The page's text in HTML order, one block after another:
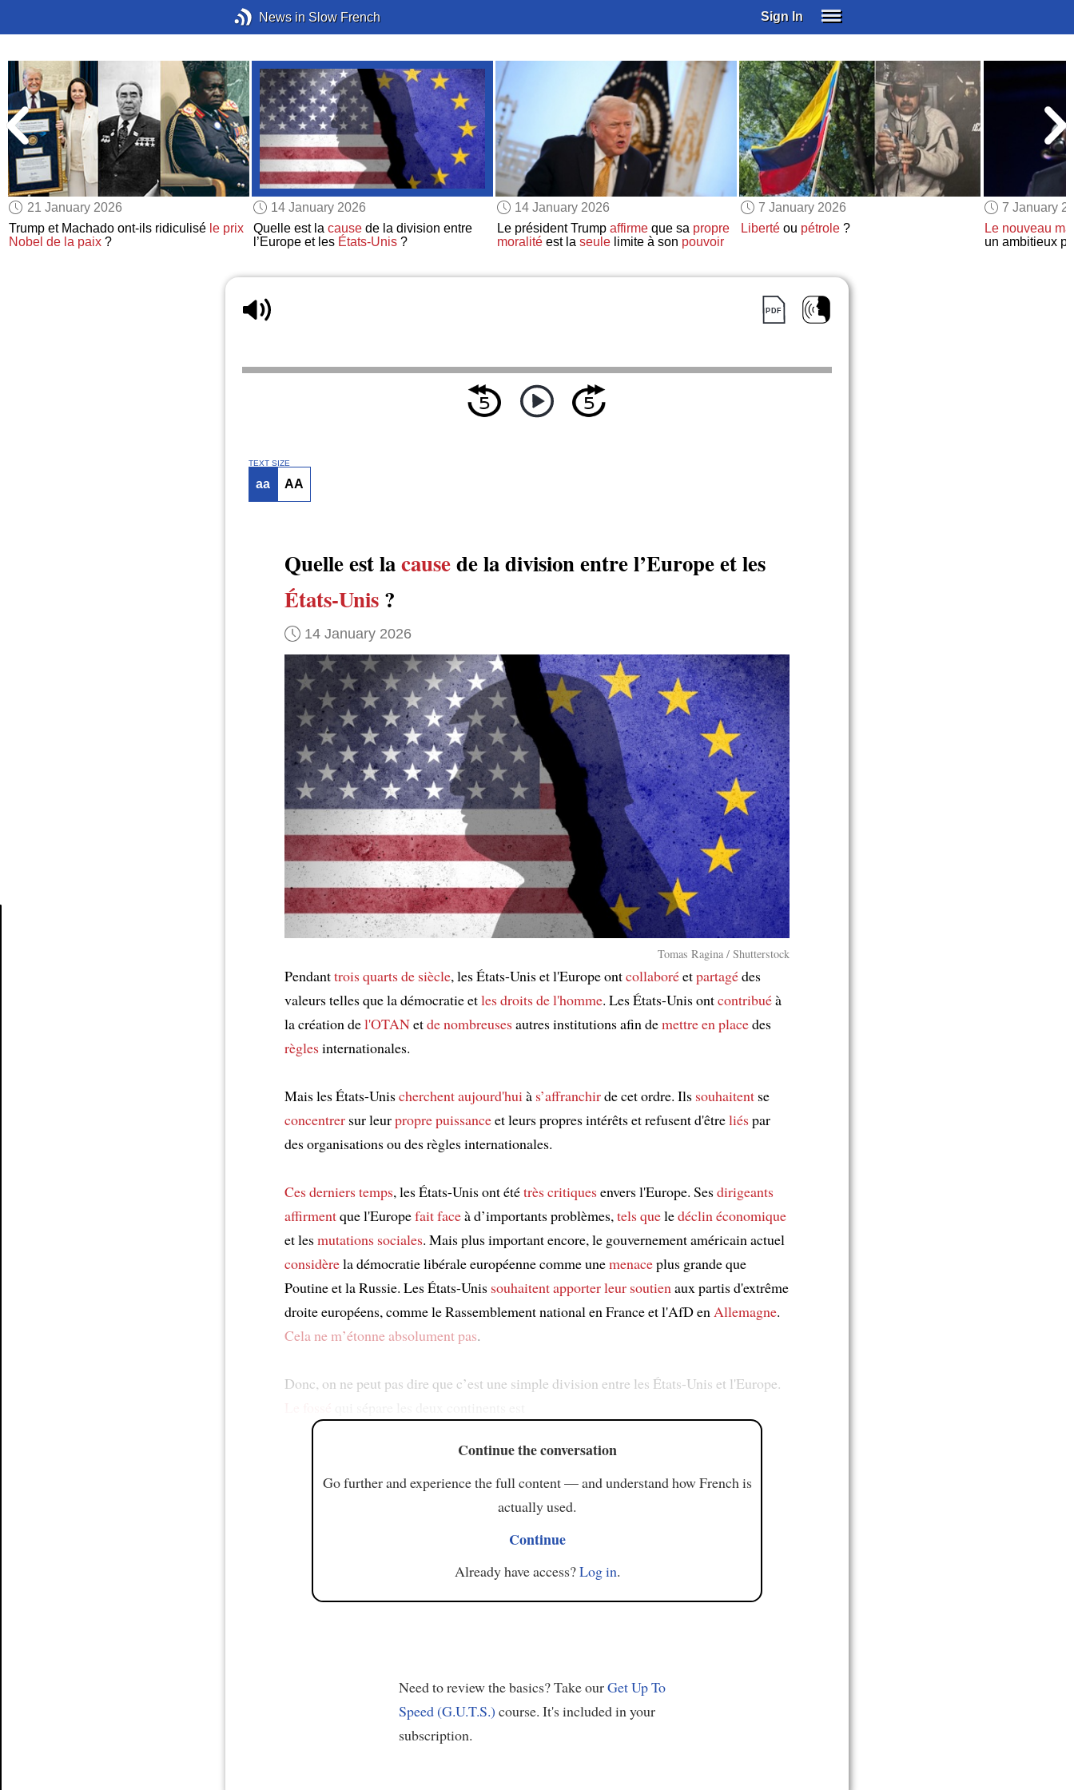
News in Slow French Sign In
SUBSCRIBE
EDUCATIONAL LICENSES
GIFT CARDS
OTHER LANGUAGES
ABOUT US
ALEXA
ADJUST COLORS
21 January 2026
Trump et Machado ont-ils ridiculisé le prix
Nobel de la paix ?
14 January 2026
Quelle est la causede la division entre
l’Europe et les États-Unis?
14 January 2026
Le président Trump affirmeque sa propre
moralitéest la seulelimite à son pouvoir
7 January 2026
Libertéou pétrole?
7 January
Le nouveau
un ambitieux
TEXT SIZE
aa AA
Quelle est lacausede la division entre l’Europe et les
États-Unis ?
14 January 2026
Tomas Ragina / Shutterstock
Pendanttrois quarts de siècle, les États-Unis et l'Europe ontcollaboréetpartagédes
valeurs telles que la démocratie etles droits de l'homme. Les États-Unis ontcontribuéà
la création del'OTANetde nombreusesautres institutions afin demettre en placedes
règlesinternationales.
Mais les États-Unischerchent aujourd'hui à s’affranchirde cet ordre. Ils souhaitent se
concentrer sur leurproprepuissanceet leurs propres intérêts et refusent d'êtreliéspar
des organisations ou des règles internationales.
Ces derniers temps, les États-Unis ont ététrès critiquesenvers l'Europe. Sesdirigeants
affirmentque l'Europefait faceà d’importants problèmes, tels queledéclin économique
et lesmutations sociales. Mais plus important encore, le gouvernement américain actuel
considèrela démocratie libérale européenne comme unemenaceplus grande que
Poutine et la Russie. Les États-Unis souhaitentapporter leur soutien aux partis d'extrême
droite européens, comme le Rassemblement national en France et l'AfD en Allemagne.
Cela ne m’étonne absolument pas.
Donc, on ne peut pas dire que c’est une simple division entre les États-Unis et l'Europe.
Continue the conversation
Go further and experience the full content — and understand how French is
actually used.
Continue
Already have access?Log in.
Need to review the basics? Take ourGet Up To
Speed (G.U.T.S.) course. It's included in your
subscription.